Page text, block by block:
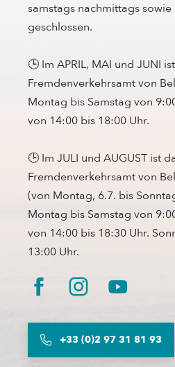
samstags nachmittags sowie
geschlossen.
🕒 Im APRIL, MAI und JUNI
Fremdenverkehrsamt von
Montag bis Samstag von
von 14:00 bis 18:00 Uhr.
🕒 Im JULI und AUGUST ist
Fremdenverkehrsamt von
(von Montag, 6.7. bis
Montag bis Samstag von
von 14:00 bis 18:30 Uhr.
13:00 Uhr.
+33 (0)2 97 31 81 93